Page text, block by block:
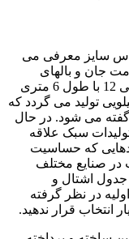
سایز معرفی می
12، با تغییر ضخامت جان و بالهای
ناودانی وزن ناودانی تغییر می کند. مثلا ناودانی 12 با طول 6 متری
فولاد دهشیر با دو وزن 52 و 59 کیلویی تولید می گردد که
12 سبک و سنگین گفته می شود. در حال
سبک علاقه
که حساسیت
در صنایع مختلف
اشتال و
در نظر گرفته
انتخاب قرار ندهید.